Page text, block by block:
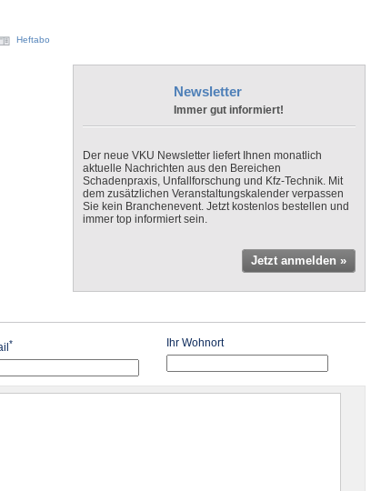
Heftabo
Newsletter
Immer gut informiert!
Der neue VKU Newsletter liefert Ihnen monatlich
aktuelle Nachrichten aus den Bereichen
Schadenpraxis, Unfallforschung und Kfz-Technik. Mit
dem zusätzlichen Veranstaltungskalender verpassen
Sie kein Branchenevent. Jetzt kostenlos bestellen und
immer top informiert sein.
Jetzt anmelden »
* Ihr Wohnort